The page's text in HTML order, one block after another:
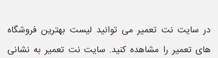
در سایت نت تعمیر می توانید لیست بهترین فروشگاه
های تعمیر را مشاهده کنید. سایت نت تعمیر به نشانی